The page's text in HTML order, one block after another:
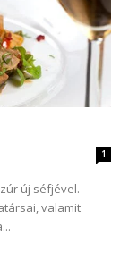
1
új séfjével.
valamit